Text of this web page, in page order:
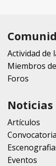
Actividad de
Miembros
Foros
Noticias
Artículos
Eventos